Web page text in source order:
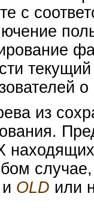
с
из
OLD или